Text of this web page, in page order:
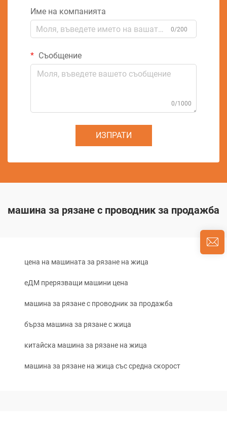
Име на компанията
0/200
Съобщение
0/1000
ИЗПРАТИ
машина за рязане с проводник за продажба
цена на машината за рязане на жица
еДМ прерязващи машини цена
машина за рязане с проводник за продажба
бърза машина за рязане с жица
китайска машина за рязане на жица
машина за рязане на жица със средна скорост